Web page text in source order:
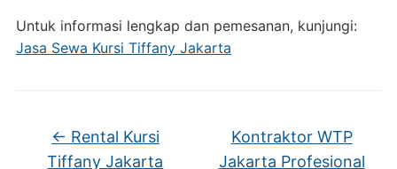
Untuk informasi lengkap dan pemesanan, kunjungi:
Jasa Sewa Kursi Tiffany Jakarta
← Rental Kursi
Tiffany Jakarta
Kontraktor WTP
Jakarta Profesional